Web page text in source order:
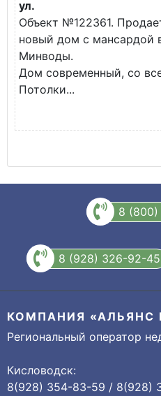
ул.
Объект №122361.
новый дом с мансардой
Минводы.
Дом современный, со
Потолки...
8
8 (928) 326-92-45
КОМПАНИЯ «АЛЬЯНС
Региональный оператор
Кисловодск:
8(928) 354-83-59 / 8(928)